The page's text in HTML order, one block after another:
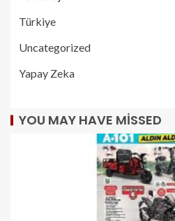
Türkiye
Uncategorized
Yapay Zeka
YOU MAY HAVE MISSED